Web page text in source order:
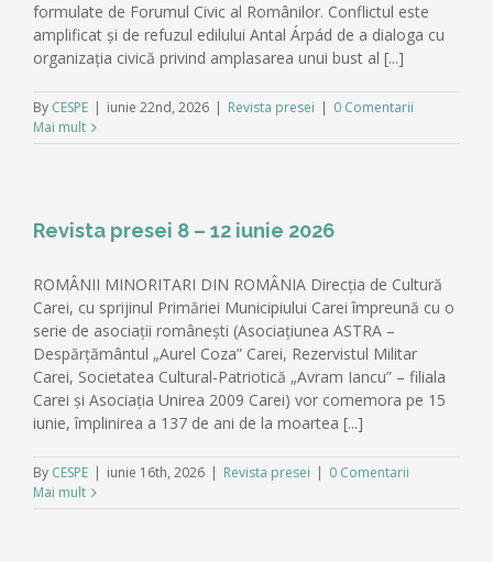
formulate de Forumul Civic al Românilor. Conflictul este
amplificat și de refuzul edilului Antal Árpád de a dialoga cu
organizația civică privind amplasarea unui bust al [...]
By CESPE | iunie 22nd, 2026 | Revista presei | 0 Comentarii
Mai mult
Revista presei 8 – 12 iunie 2026
ROMÂNII MINORITARI DIN ROMÂNIA Direcția de Cultură
Carei, cu sprijinul Primăriei Municipiului Carei împreună cu o
serie de asociații românești (Asociațiunea ASTRA –
Despărțământul „Aurel Coza” Carei, Rezervistul Militar
Carei, Societatea Cultural-Patriotică „Avram Iancu” – filiala
Carei și Asociația Unirea 2009 Carei) vor comemora pe 15
iunie, împlinirea a 137 de ani de la moartea [...]
By CESPE | iunie 16th, 2026 | Revista presei | 0 Comentarii
Mai mult